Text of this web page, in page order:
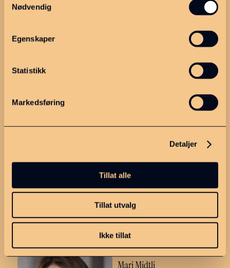
Nødvendig
Egenskaper
Statistikk
Markedsføring
Detaljer
Tillat alle
Tillat utvalg
Ikke tillat
Personvern
Meld deg på nyhetsbrevet
vårt!
Abonnér
Mari Midtli